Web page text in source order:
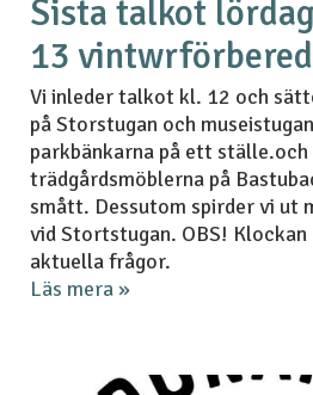
Sista talkot
13
Vi inleder talkot kl. 12 och
på Storstugan och
parkbänkarna på ett
trädgårdsmöblerna på
smått. Dessutom spirder vi ut
vid Stortstugan. OBS!
aktuella frågor.
Läs mera »